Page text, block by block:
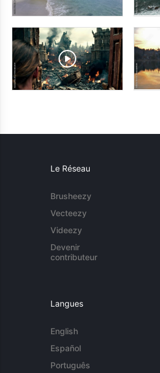
Le Réseau
Brusheezy
Vecteezy
Videezy
Devenir
contributeur
Langues
English
Español
Português